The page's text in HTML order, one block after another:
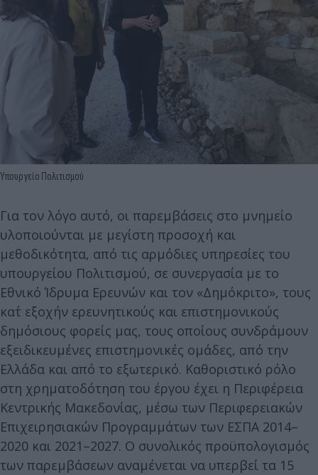
Υπουργείο Πολιτισμού
Για τον λόγο αυτό, οι παρεμβάσεις στο μνημείο
υλοποιούνται με μεγίστη προσοχή και
μεθοδικότητα, από τις αρμόδιες υπηρεσίες του
υπουργείου Πολιτισμού, σε συνεργασία με το
Εθνικό Ίδρυμα Ερευνών και τον «Δημόκριτο», τους
κατ΄ εξοχήν ερευνητικούς και επιστημονικούς
δημόσιους φορείς μας, τους οποίους συνδράμουν
εξειδικευμένες επιστημονικές ομάδες, από την
Ελλάδα και από το εξωτερικό. Καθοριστικό ρόλο
στη χρηματοδότηση του έργου έχει η Περιφέρεια
Κεντρικής Μακεδονίας, μέσω των Περιφερειακών
Επιχειρησιακών Προγραμμάτων των ΕΣΠΑ 2014–
2020 και 2021–2027. Ο συνολικός προϋπολογισμός
των παρεμβάσεων αναμένεται να υπερβεί τα 15